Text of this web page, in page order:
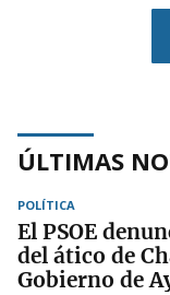
ÚLTIMAS
POLÍTICA
El PSOE
del ático de
Gobierno de